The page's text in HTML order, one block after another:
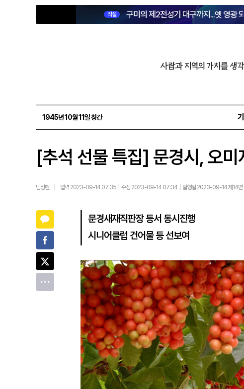
직설 구미의 제2전성기 대구까지...옛 영광
사람과 지역의 가치를 생
1945년 10월 11일 창간
[추석 선물 특집] 문경시, 오
남정현 입력 2023-09-14 07:35 | 수정 2023-09-14 07:34 | 발행일 2023-09-14 제14면
문경새재직판장 등서 동시진행
시니어클럽 건어물 등 선보여